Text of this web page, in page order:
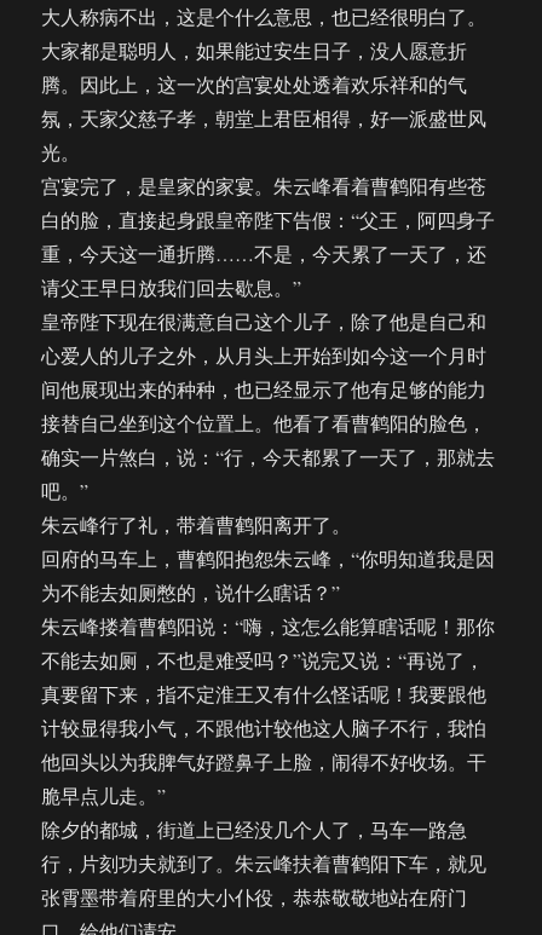
大人称病不出，这是个什么意思，也已经很明白了。
大家都是聪明人，如果能过安生日子，没人愿意折
腾。因此上，这一次的宫宴处处透着欢乐祥和的气
氛，天家父慈子孝，朝堂上君臣相得，好一派盛世风
光。
宫宴完了，是皇家的家宴。朱云峰看着曹鹤阳有些苍
白的脸，直接起身跟皇帝陛下告假：“父王，阿四身子
重，今天这一通折腾……不是，今天累了一天了，还
请父王早日放我们回去歇息。”
皇帝陛下现在很满意自己这个儿子，除了他是自己和
心爱人的儿子之外，从月头上开始到如今这一个月时
间他展现出来的种种，也已经显示了他有足够的能力
接替自己坐到这个位置上。他看了看曹鹤阳的脸色，
确实一片煞白，说：“行，今天都累了一天了，那就去
吧。”
朱云峰行了礼，带着曹鹤阳离开了。
回府的马车上，曹鹤阳抱怨朱云峰，“你明知道我是因
为不能去如厕憋的，说什么瞎话？”
朱云峰搂着曹鹤阳说：“嗨，这怎么能算瞎话呢！那你
不能去如厕，不也是难受吗？”说完又说：“再说了，
真要留下来，指不定淮王又有什么怪话呢！我要跟他
计较显得我小气，不跟他计较他这人脑子不行，我怕
他回头以为我脾气好蹬鼻子上脸，闹得不好收场。干
脆早点儿走。”
除夕的都城，街道上已经没几个人了，马车一路急
行，片刻功夫就到了。朱云峰扶着曹鹤阳下车，就见
张霄墨带着府里的大小仆役，恭恭敬敬地站在府门